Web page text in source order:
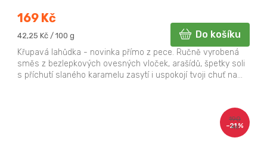
169 Kč
Měrná
42,25 Kč / 100 g Do košíku
Křupavá lahůdka - novinka přímo z pece. Ručně vyrobená
směs z bezlepkových ovesných vloček, arašídů, špetky soli
s příchutí slaného karamelu zasytí i uspokojí tvoji chuť na...
190
Kč
–21 %